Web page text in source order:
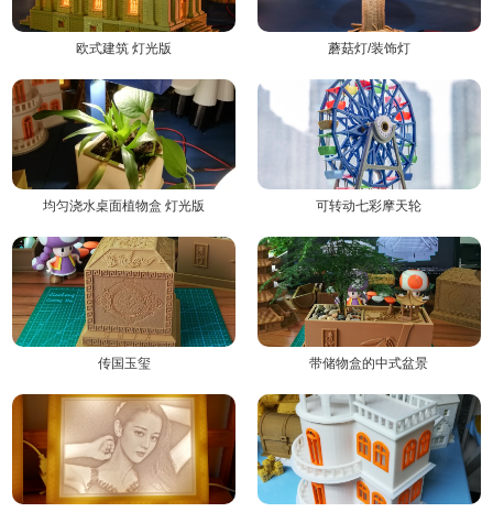
欧式建筑 灯光版 蘑菇灯/装饰灯
均匀浇水桌面植物盒 灯光版 可转动七彩摩天轮
传国玉玺 带储物盒的中式盆景